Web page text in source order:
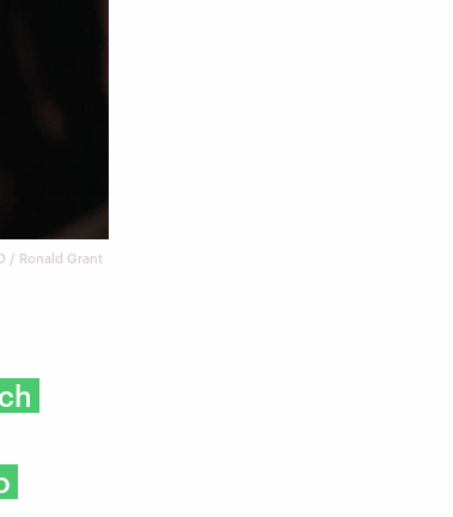
/ Ronald Grant